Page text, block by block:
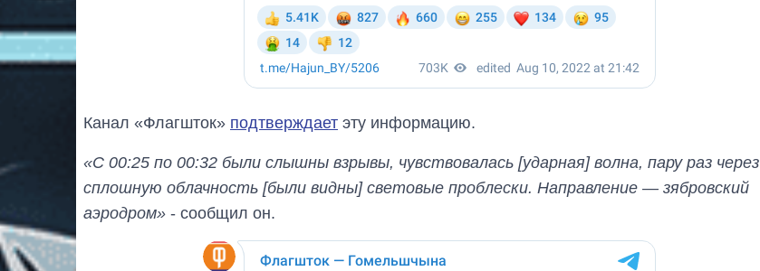
Канал «Флагшток» подтверждает эту информацию.
«С 00:25 по 00:32 были слышны взрывы, чувствовалась [ударная] волна, пару раз через
сплошную облачность [были видны] световые проблески. Направление — зябровский
аэродром» - сообщил он.